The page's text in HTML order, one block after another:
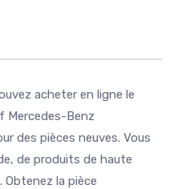
acheter en ligne le
Mercedes-Benz
des pièces neuves. Vous
de produits de haute
Obtenez la pièce